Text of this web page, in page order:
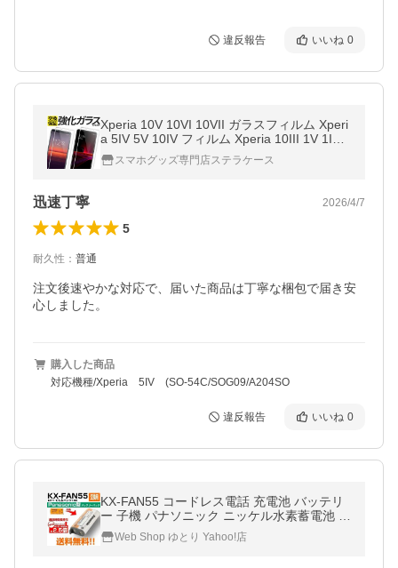
違反報告 いいね 0
Xperia 10V 10VI 10VII ガラスフィルム Xperi
a 5IV 5V 10IV フィルム Xperia 10III 1V 1IV 1
VI 1VII フィルム Xperia 10II ACEIII 保護フィ
ルム エクスペリア
スマホグッズ専門店ステラケース
迅速丁寧 2026/4/7
5
耐久性 ： 普通
注文後速やかな対応で、届いた商品は丁寧な梱包で届き安
心しました。
購入した商品
対応機種/Xperia 5IV (SO-54C/SOG09/A204SO
違反報告 いいね 0
KX-FAN55 コードレス電話 充電池 バッテリ
ー 子機 パナソニック ニッケル水素蓄電池 B
K-T409
Web Shop ゆとり Yahoo!店